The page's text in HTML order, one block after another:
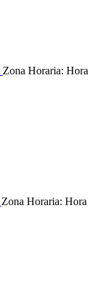
Zona Horaria: Hora
Zona Horaria: Hora